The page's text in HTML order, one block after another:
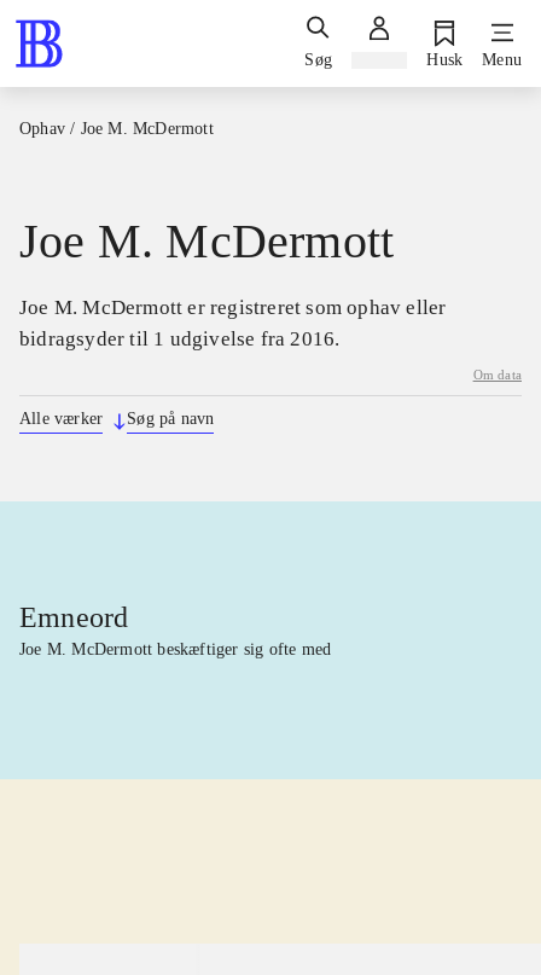
Søg Husk Menu
Ophav / Joe M. McDermott
Joe M. McDermott
Joe M. McDermott er registreret som ophav eller
bidragsyder til 1 udgivelse fra 2016.
Om data
Alle værker Søg på navn
Emneord
Joe M. McDermott beskæftiger sig ofte med